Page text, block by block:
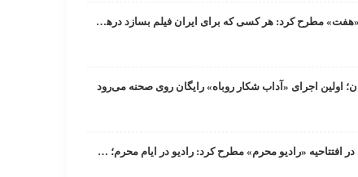
رائد فریدزاده در برنامه «هفت» مطرح کرد: هر کسی که برای ایران فیلم بسازد در‌ها به رویش باز است/ دبیر جشنواره فجر به‌زودی اعلام می‌شود
اولین اجرای «آداب شکار روباه» رایگان روی صحنه می‌رود
معاون صدای رسانه ملی در افتتاحیه «رادیو محرم» مطرح کرد: رادیو در ایام محرم‌؛ تجلی‌گاه حماسه و معنویت/ پخش هزار و ۱۸۶ ساعت برنامه در ماه محرم